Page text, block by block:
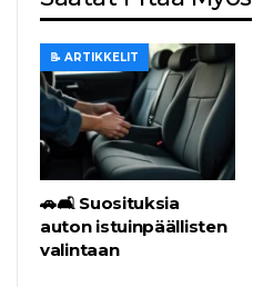
📝 ARTIKKELIT
🚗🛋️ Suosituksia
auton istuinpäällisten
valintaan